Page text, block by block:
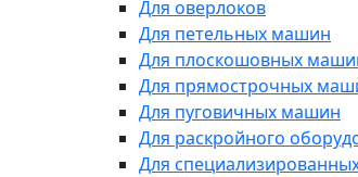
Для оверлоков
Для петельных машин
Для плоскошовных
Для прямострочных
Для пуговичных машин
Для раскройного
Для